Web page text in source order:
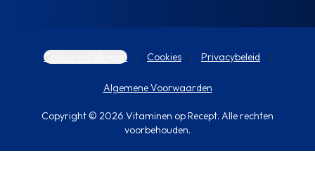
Cookie-instellingen Cookies Privacybeleid
Algemene Voorwaarden
Copyright © 2026 Vitaminen op Recept. Alle rechten
voorbehouden.